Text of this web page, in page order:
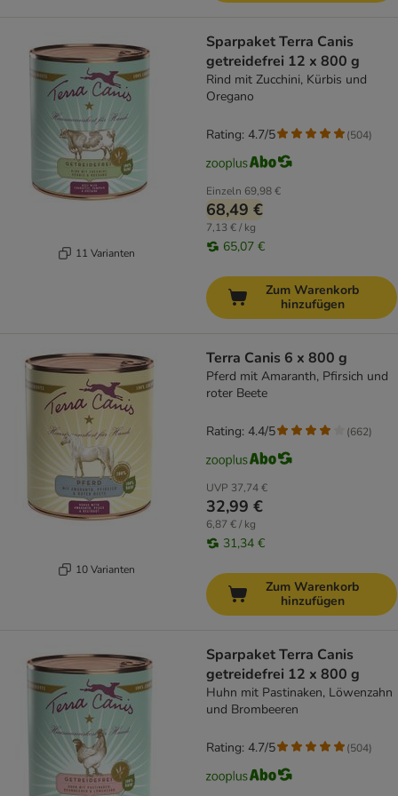
11 Varianten
Sparpaket Terra Canis
getreidefrei 12 x 800 g
Rind mit Zucchini, Kürbis und
Oregano
Einzeln 69,98 €
68,49 €
7,13 € / kg
65,07 €
Rating: 4.7/5 (504)
Zum Warenkorb
hinzufügen
10 Varianten
Terra Canis 6 x 800 g
Pferd mit Amaranth, Pfirsich und
roter Beete
UVP 37,74 €
32,99 €
6,87 € / kg
31,34 €
Rating: 4.4/5 (662)
Zum Warenkorb
hinzufügen
Sparpaket Terra Canis
getreidefrei 12 x 800 g
Huhn mit Pastinaken, Löwenzahn
und Brombeeren
Rating: 4.7/5 (504)